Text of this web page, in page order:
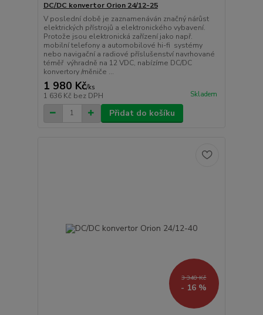
DC/DC konvertor Orion 24/12-25
V poslední době je zaznamenáván značný nárůst
elektrických přístrojů a elektronického vybavení.
Protože jsou elektronická zařízení jako např.
mobilní telefony a automobilové hi-fi systémy
nebo navigační a radiové příslušenství navrhované
téměř výhradně na 12 VDC, nabízíme DC/DC
konvertory /měniče ...
1 980 Kč/ks
1 636 Kč bez DPH Skladem
Přidat do košíku
3 340 Kč
- 16 %